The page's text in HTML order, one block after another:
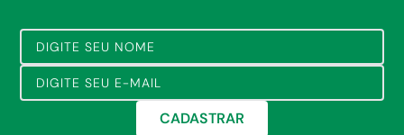
CADASTRAR